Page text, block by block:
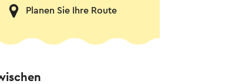
Planen Sie Ihre Route